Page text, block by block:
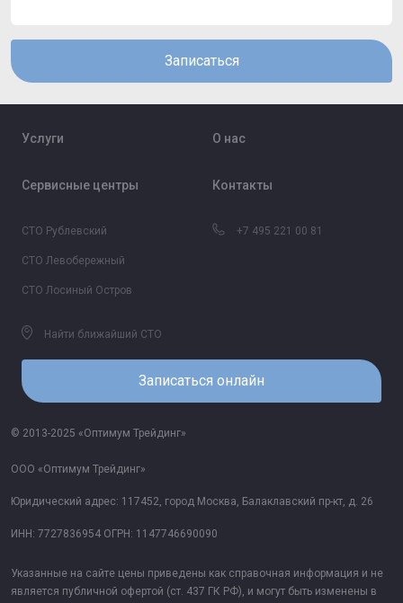
Записаться
Услуги О нас
Сервисные центры
СТО Рублевский
СТО Левобережный
СТО Лосиный Остров
Найти ближайший СТО
Контакты
+7 495 221 00 81
Записаться онлайн
© 2013-2025 «Оптимум Трейдинг»
ООО «Оптимум Трейдинг»
Юридический адрес: 117452, город Москва, Балаклавский пр-кт, д. 26
ИНН: 7727836954 ОГРН: 1147746690090
Указанные на сайте цены приведены как справочная информация и не
является публичной офертой (ст. 437 ГК РФ), и могут быть изменены в